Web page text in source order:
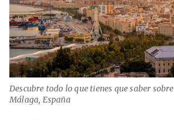
Descubre todo lo que tienes que saber
Málaga, España